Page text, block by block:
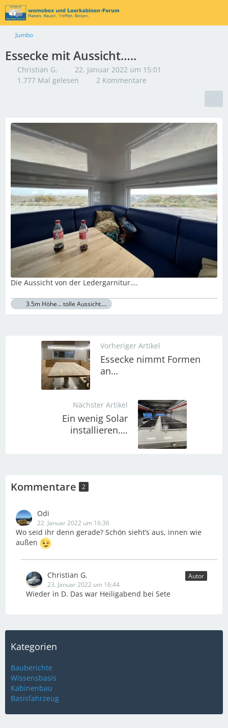
Jumbo
Essecke mit Aussicht…..
Christian G.
22. Januar 2022 um 15:01
1.777 Mal gelesen
2 Kommentare
Die Aussicht von der Ledergarnitur….
3.5m Höhe… tolle Aussicht….
Vorheriger Artikel
Essecke nimmt Formen
an…
Nächster Artikel
Ein wenig Solar
installieren….
Kommentare 2
Odi
22. Januar 2022 um 16:36
Wo seid ihr denn gerade? Schön sieht’s aus, innen wie
außen
Christian G.
23. Januar 2022 um 16:44
Autor
Wieder in D. Das war Heiligabend bei Sete
Kategorien
Bauberichte
Wissensbasis
Kabinenbau
Basisfahrzeug